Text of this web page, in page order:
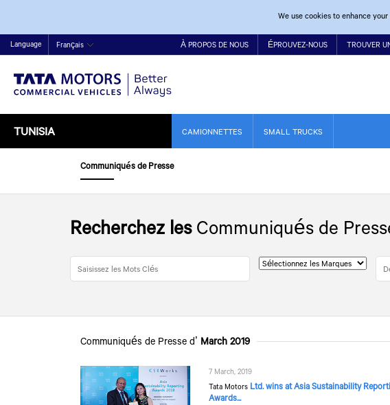
We use cookies to enhance
Language Français À PROPOS DE NOUS ÉPROUVEZ-NOUS TROUVER
TUNISIA CAMIONNETTES SMALL TRUCKS
Communiqués de Presse
Recherchez lesCommuniqués de
Communiqués de Presse d’ March 2019
7 March, 2019
Tata Motors Ltd. wins at Asia Sustainability
Awards...